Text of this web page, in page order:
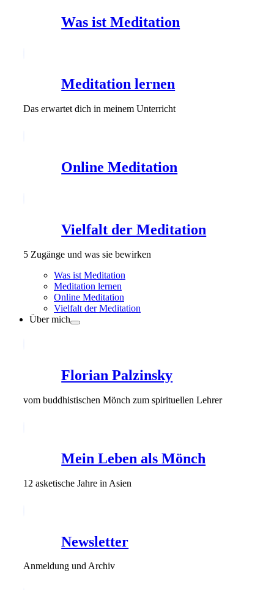
Was ist Meditation
Meditation lernen
Das erwartet dich in meinem Unterricht
Online Meditation
Vielfalt der Meditation
5 Zugänge und was sie bewirken
Was ist Meditation
Meditation lernen
Online Meditation
Vielfalt der Meditation
Über mich
Florian Palzinsky
vom buddhistischen Mönch zum spirituellen Lehrer
Mein Leben als Mönch
12 asketische Jahre in Asien
Newsletter
Anmeldung und Archiv